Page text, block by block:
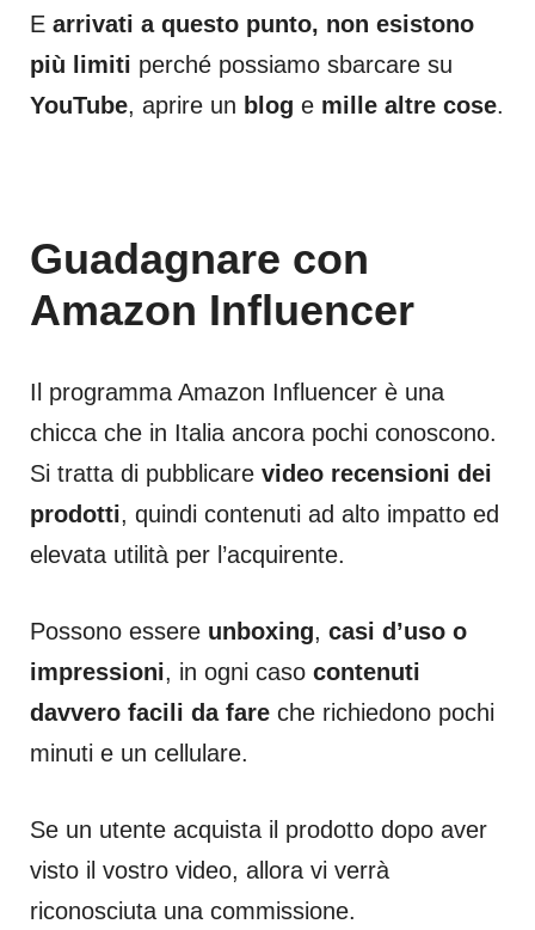
E arrivati a questo punto, non esistono
più limiti perché possiamo sbarcare su
YouTube, aprire un blog e mille altre cose.
Guadagnare con
Amazon Influencer
Il programma Amazon Influencer è una
chicca che in Italia ancora pochi conoscono.
Si tratta di pubblicare video recensioni dei
prodotti, quindi contenuti ad alto impatto ed
elevata utilità per l’acquirente.
Possono essere unboxing, casi d’uso o
impressioni, in ogni caso contenuti
davvero facili da fare che richiedono pochi
minuti e un cellulare.
Se un utente acquista il prodotto dopo aver
visto il vostro video, allora vi verrà
riconosciuta una commissione.